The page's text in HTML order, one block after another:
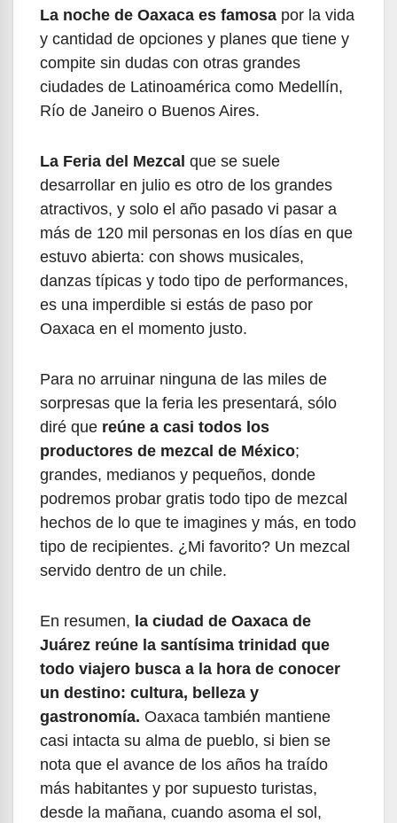
La noche de Oaxaca es famosa por la vida
y cantidad de opciones y planes que tiene y
compite sin dudas con otras grandes
ciudades de Latinoamérica como Medellín,
Río de Janeiro o Buenos Aires.
La Feria del Mezcal que se suele
desarrollar en julio es otro de los grandes
atractivos, y solo el año pasado vi pasar a
más de 120 mil personas en los días en que
estuvo abierta: con shows musicales,
danzas típicas y todo tipo de performances,
es una imperdible si estás de paso por
Oaxaca en el momento justo.
Para no arruinar ninguna de las miles de
sorpresas que la feria les presentará, sólo
diré que reúne a casi todos los
productores de mezcal de México;
grandes, medianos y pequeños, donde
podremos probar gratis todo tipo de mezcal
hechos de lo que te imagines y más, en todo
tipo de recipientes. ¿Mi favorito? Un mezcal
servido dentro de un chile.
En resumen, la ciudad de Oaxaca de
Juárez reúne la santísima trinidad que
todo viajero busca a la hora de conocer
un destino: cultura, belleza y
gastronomía. Oaxaca también mantiene
casi intacta su alma de pueblo, si bien se
nota que el avance de los años ha traído
más habitantes y por supuesto turistas,
desde la mañana, cuando asoma el sol,